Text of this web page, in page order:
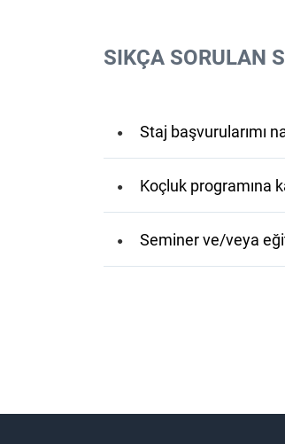
SIKÇA SORULAN
Staj başvurularımı
Koçluk programına
Seminer ve/veya